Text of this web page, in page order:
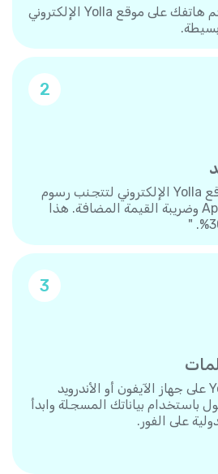
أنشئ حسابك. سجل رقم هاتفك على موقع Yolla الإلكتروني
2
"اشحن رصيدك عبر موقع Yolla الإلكتروني لتتجنب رسوم
App Store/Google play وضريبة القيمة المضافة. هذا
3
"احصل على تطبيق Yolla على جهاز الآيفون أو الأندرويد
بياناتك المسجلة وابدأ
على الفور.